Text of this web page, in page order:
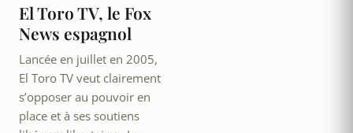
El Toro TV, le Fox
News espagnol
Lancée en juillet en 2005,
El Toro TV veut clairement
s’opposer au pouvoir en
place et à ses soutiens